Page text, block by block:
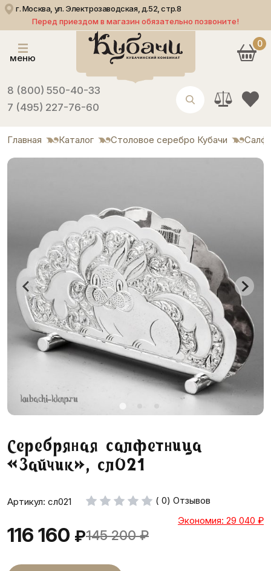
г. Москва, ул. Электрозаводская, д.52, стр.8
Перед приездом в магазин обязательно позвоните!
меню
8 (800) 550-40-33
7 (495) 227-76-60
0
Главная Каталог Столовое серебро Кубачи
Серебряная салфетница
«Зайчик», сл021
Артикул: сл021 ( 0) Отзывов
116 160 ₽145 200 ₽
Экономия: 29 040 ₽